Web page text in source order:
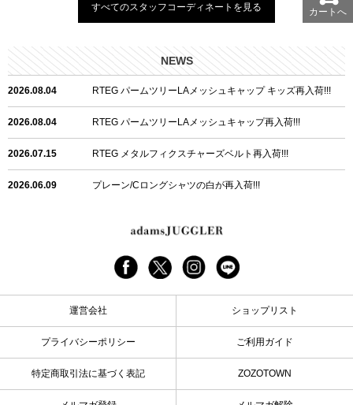
カートへ
すべてのスタッフコーディネートを見る
NEWS
2026.08.04 RTEG パームツリーLAメッシュキャップ キッズ再入荷!!!
2026.08.04 RTEG パームツリーLAメッシュキャップ再入荷!!!
2026.07.15 RTEG メタルフィクスチャーズベルト再入荷!!!
2026.06.09 プレーン/Cロングシャツの白が再入荷!!!
24/フリンジデニムロングパンツ再入荷!!!
G/グレーペイントデニムロングパンツ再入荷!!!
2026.04.23 I.W.D.Rデニムロングパンツ再入荷!!!
2026.04.23 ケミカルブラックデニムロングパンツ再入荷!!!
運営会社 ショップリスト
プライバシーポリシー ご利用ガイド
特定商取引法に基づく表記 ZOZOTOWN